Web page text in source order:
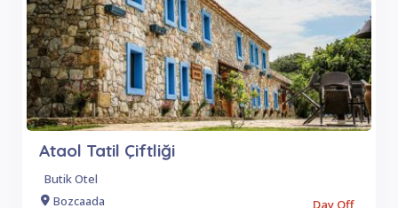
Ataol Tatil Çiftliği
Butik Otel
Bozcaada